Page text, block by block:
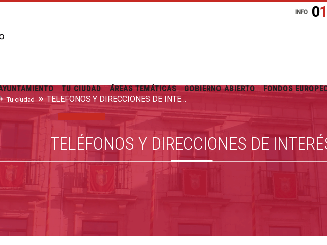
INFO
TU CIUDAD ÁREAS TEMÁTICAS GOBIERNO ABIERTO FONDOS
Tu ciudad TELÉFONOS Y DIRECCIONES DE INTERÉS
TELÉFONOS Y DIRECCIONES DE